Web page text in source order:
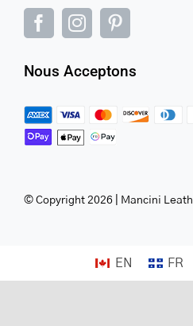
Nous Acceptons
© Copyright 2026 | Mancini
EN FR